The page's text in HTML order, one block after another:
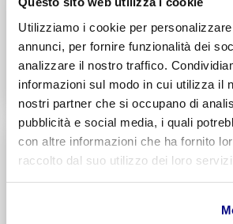
Utilizziamo i cookie per
annunci, per fornire funzionalità dei
analizzare il nostro traffico.
informazioni sul modo in cui utilizza il
nostri partner che si occupano di
pubblicità e social media, i quali
con altre informazioni che ha fornito
raccolto dal suo utilizzo dei loro servizi.
Integr. Intelligenza artificiale &
Entra
Decreto di Parità Scolastica
Codice Meccanografico:
Liceo
Integr. Informatica &